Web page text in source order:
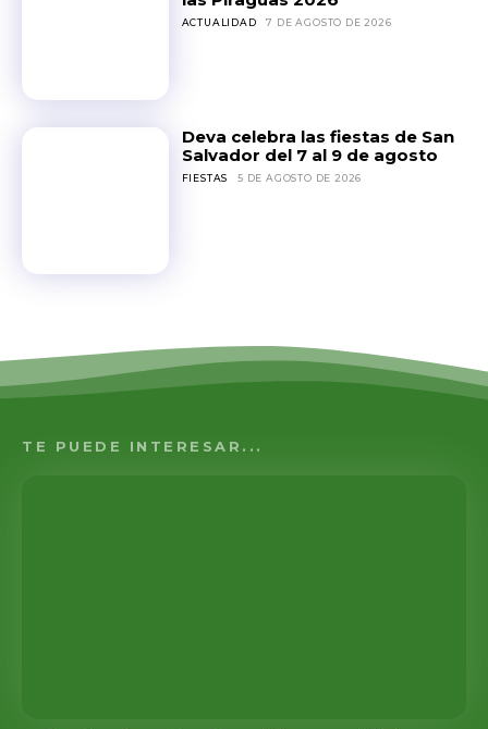
ACTUALIDAD 7 DE AGOSTO DE 2026
Deva celebra las fiestas de San
Salvador del 7 al 9 de agosto
FIESTAS 5 DE AGOSTO DE 2026
TE PUEDE INTERESAR...